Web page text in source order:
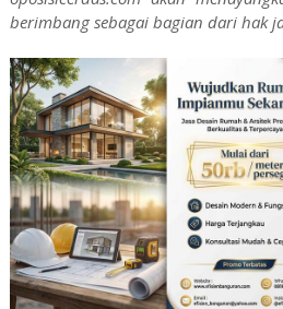
berimbang sebagai bagian dari hak